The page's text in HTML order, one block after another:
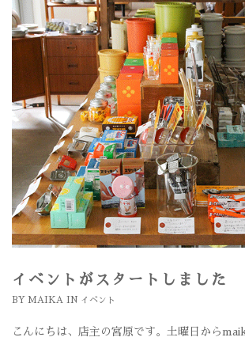
イベントがスタートしました
BY MAIKA IN イベント
こんにちは、店主の宮原です。土曜日から